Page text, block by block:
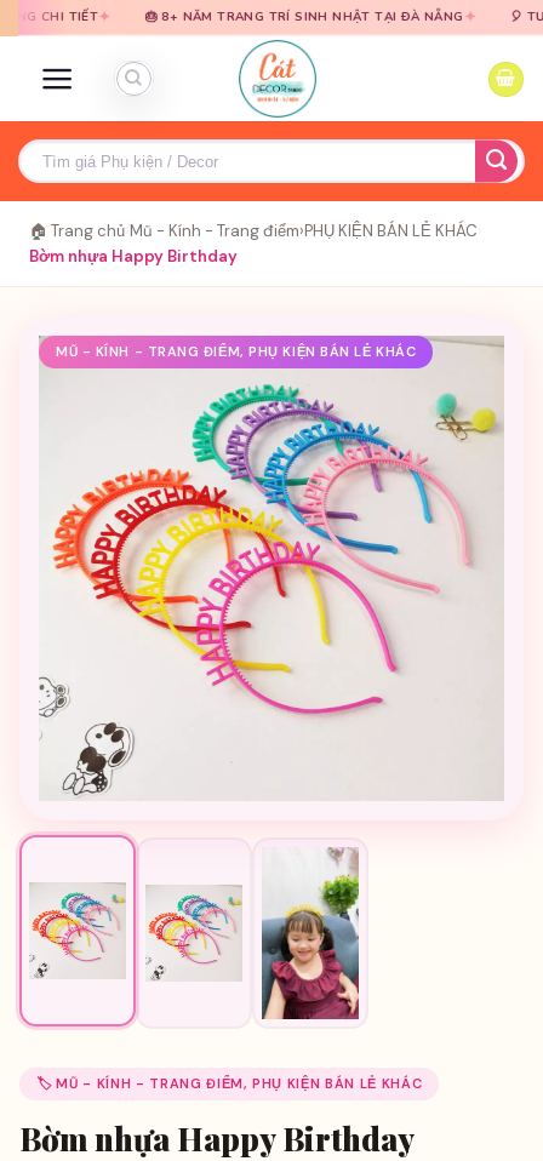
qua
qua
TIẾT ✦ 🎂 8+ NĂM TRANG TRÍ SINH NHẬT TẠI ĐÀ NẴNG✦ 🎈 TƯ VẤN
Tìm
kiếm:
🏠 Trang chủ Mũ - Kính - Trang điểm›PHỤ KIỆN BÁN LẺ KHÁC
Bờm nhựa Happy Birthday
MŨ - KÍNH - TRANG ĐIỂM, PHỤ KIỆN BÁN LẺ KHÁC
🏷️ MŨ - KÍNH - TRANG ĐIỂM, PHỤ KIỆN BÁN LẺ KHÁC
Bờm nhựa Happy Birthday